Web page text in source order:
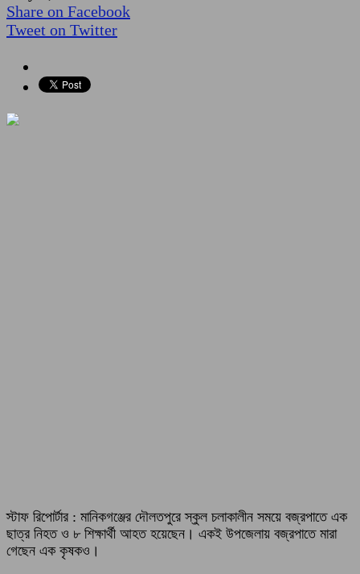
Share on Facebook
Tweet on Twitter
স্টাফ রিপোর্টার : মানিকগঞ্জের দৌলতপুরে স্কুল চলাকালীন সময়ে বজ্রপাতে এক
ছাত্র নিহত ও ৮ শিক্ষার্থী আহত হয়েছেন। একই উপজেলায় বজ্রপাতে মারা
গেছেন এক কৃষকও।